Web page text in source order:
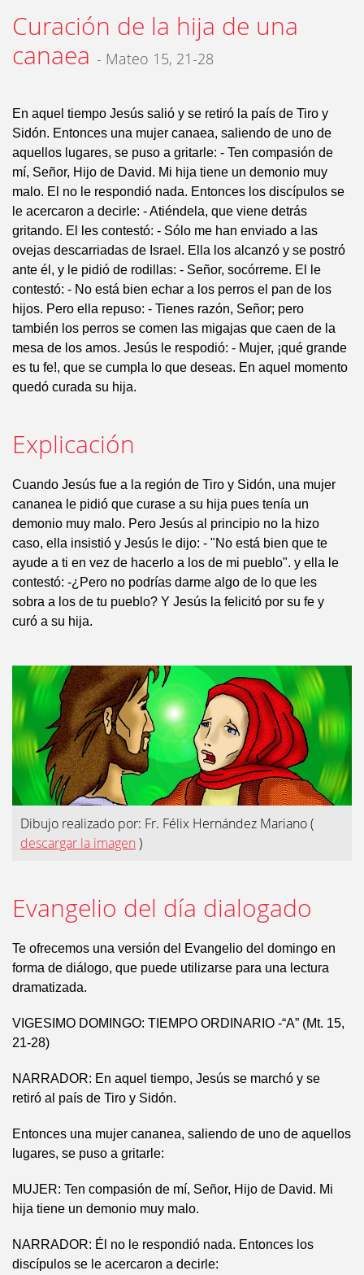
Curación de la hija de una
canaea - Mateo 15, 21-28
En aquel tiempo Jesús salió y se retiró la país de Tiro y
Sidón. Entonces una mujer canaea, saliendo de uno de
aquellos lugares, se puso a gritarle: - Ten compasión de
mí, Señor, Hijo de David. Mi hija tiene un demonio muy
malo. El no le respondió nada. Entonces los discípulos se
le acercaron a decirle: - Atiéndela, que viene detrás
gritando. El les contestó: - Sólo me han enviado a las
ovejas descarriadas de Israel. Ella los alcanzó y se postró
ante él, y le pidió de rodillas: - Señor, socórreme. El le
contestó: - No está bien echar a los perros el pan de los
hijos. Pero ella repuso: - Tienes razón, Señor; pero
también los perros se comen las migajas que caen de la
mesa de los amos. Jesús le respodió: - Mujer, ¡qué grande
es tu fe!, que se cumpla lo que deseas. En aquel momento
quedó curada su hija.
Explicación
Cuando Jesús fue a la región de Tiro y Sidón, una mujer
cananea le pidió que curase a su hija pues tenía un
demonio muy malo. Pero Jesús al principio no la hizo
caso, ella insistió y Jesús le dijo: - "No está bien que te
ayude a ti en vez de hacerlo a los de mi pueblo". y ella le
contestó: -¿Pero no podrías darme algo de lo que les
sobra a los de tu pueblo? Y Jesús la felicitó por su fe y
curó a su hija.
Dibujo realizado por: Fr. Félix Hernández Mariano(
descargar la imagen )
Evangelio del día dialogado
Te ofrecemos una versión del Evangelio del domingo en
forma de diálogo, que puede utilizarse para una lectura
dramatizada.
VIGESIMO DOMINGO: TIEMPO ORDINARIO -“A” (Mt. 15,
21-28)
NARRADOR: En aquel tiempo, Jesús se marchó y se
retiró al país de Tiro y Sidón.
Entonces una mujer cananea, saliendo de uno de aquellos
lugares, se puso a gritarle:
MUJER: Ten compasión de mí, Señor, Hijo de David. Mi
hija tiene un demonio muy malo.
NARRADOR: Él no le respondió nada. Entonces los
discípulos se le acercaron a decirle: